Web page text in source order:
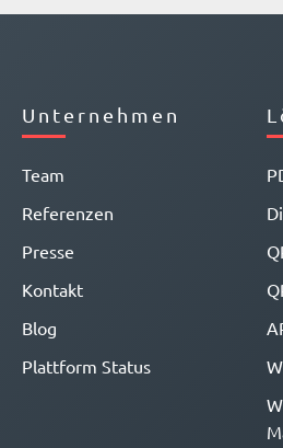
Unternehmen
Team
Referenzen
Presse
Kontakt
Blog
Plattform Status